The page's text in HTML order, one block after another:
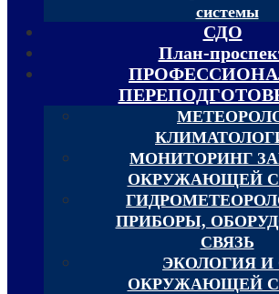
системы
СДО
План-
МОНИТОРИНГ
ОКРУЖАЮЩЕЙ
ПРИБОРЫ,
СВЯЗЬ
ЭКОЛОГИЯ И
ОКРУЖАЮЩЕЙ